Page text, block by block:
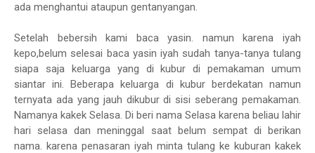
ada menghantui ataupun gentanyangan.
Setelah bebersih kami baca yasin. namun karena iyah
kepo,belum selesai baca yasin iyah sudah tanya-tanya tulang
siapa saja keluarga yang di kubur di pemakaman umum
siantar ini. Beberapa keluarga di kubur berdekatan namun
ternyata ada yang jauh dikubur di sisi seberang pemakaman.
Namanya kakek Selasa. Di beri nama Selasa karena beliau lahir
hari selasa dan meninggal saat belum sempat di berikan
nama. karena penasaran iyah minta tulang ke kuburan kakek